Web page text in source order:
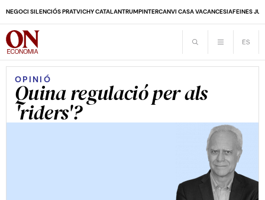
NEGOCI SILENCIÓS PRATVICHY CATALANTRUMPINTERCANVI CASA VACANCESIAFEINES
OPINIÓ
Quina regulació per als
'riders'?